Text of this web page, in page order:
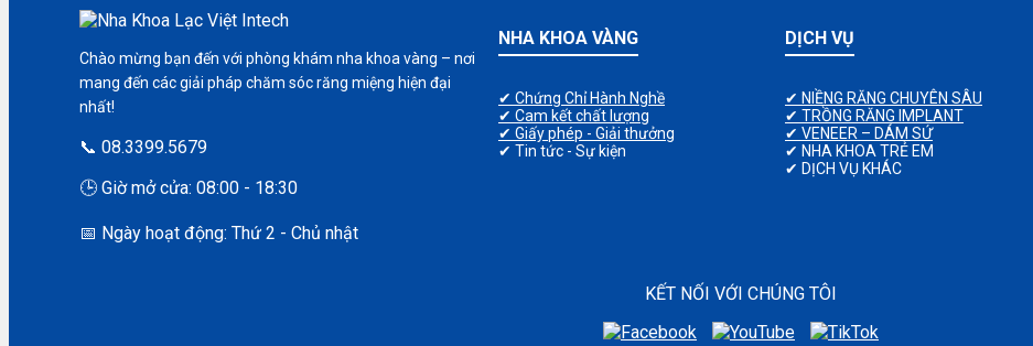
Chào mừng bạn đến với phòng khám nha khoa vàng – nơi
mang đến các giải pháp chăm sóc răng miệng hiện đại
nhất!
📞 08.3399.5679
🕒 Giờ mở cửa: 08:00 - 18:30
📅 Ngày hoạt động: Thứ 2 - Chủ nhật
NHA KHOA VÀNG
✔ Chứng Chỉ Hành Nghề
✔ Cam kết chất lượng
✔ Giấy phép - Giải thưởng
✔ Tin tức - Sự kiện
DỊCH VỤ
✔ NIỀNG RĂNG CHUYÊN SÂU
✔ TRỒNG RĂNG IMPLANT
✔ VENEER – DÁM SỨ
✔ NHA KHOA TRẺ EM
✔ DỊCH VỤ KHÁC
KẾT NỐI VỚI CHÚNG TÔI